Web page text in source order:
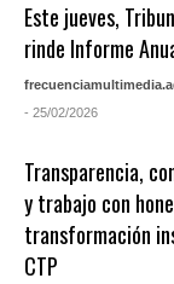
Este jueves,
rinde Informe
- 25/02/2026
Transparencia,
y trabajo con
transformación
CTP